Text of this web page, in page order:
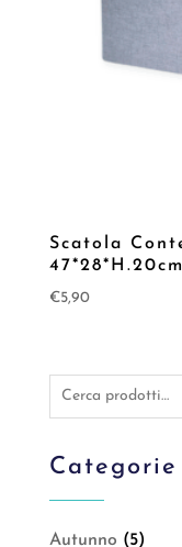
Scatola
€5,90
Cerca:
Autunno (5)